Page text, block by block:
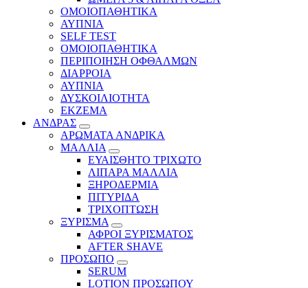
ΟΜΟΙΟΠΑΘΗΤΙΚΑ
ΑΥΠΝΙΑ
SELF TEST
ΟΜΟΙΟΠΑΘΗΤΙΚΑ
ΠΕΡΙΠΟΙΗΣΗ ΟΦΘΑΛΜΩΝ
ΔΙΑΡΡΟΙΑ
ΑΥΠΝΙΑ
ΔΥΣΚΟΙΛΙΟΤΗΤΑ
ΕΚΖΕΜΑ
ΑΝΔΡΑΣ
ΑΡΩΜΑΤΑ ΑΝΔΡΙΚΑ
ΜΑΛΛΙΑ
ΕΥΑΙΣΘΗΤΟ ΤΡΙΧΩΤΟ
ΛΙΠΑΡΑ ΜΑΛΛΙΑ
ΞΗΡΟΔΕΡΜΙΑ
ΠΙΤΥΡΙΔΑ
ΤΡΙΧΟΠΤΩΣΗ
ΞΥΡΙΣΜΑ
ΑΦΡΟΙ ΞΥΡΙΣΜΑΤΟΣ
AFTER SHAVE
ΠΡΟΣΩΠΟ
SERUM
LOTION ΠΡΟΣΩΠΟΥ